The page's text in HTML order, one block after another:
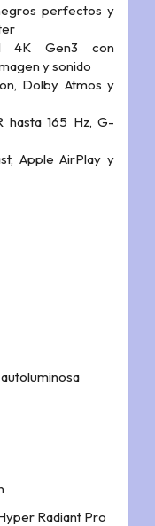
perfectos y
4K Gen3 con
y sonido
Dolby Atmos y
hasta 165 Hz, G-
Apple AirPlay y
Radiant Pro